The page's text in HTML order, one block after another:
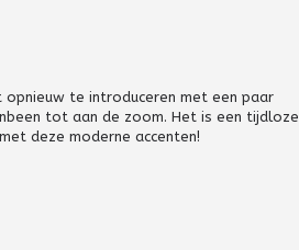
te introduceren met een paar
tot aan de zoom. Het is een tijdloze
deze moderne accenten!